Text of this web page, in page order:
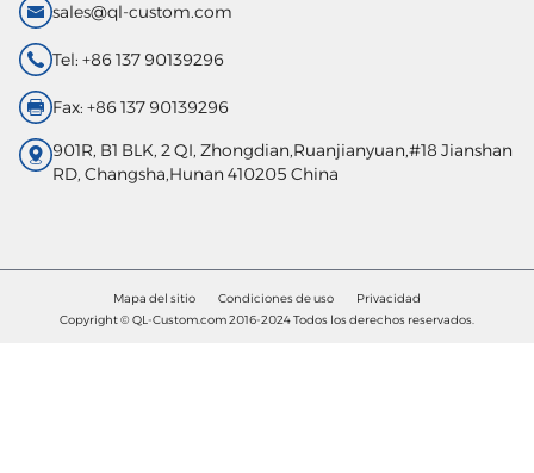
sales@ql-custom.com
Tel: +86 137 90139296
Fax: +86 137 90139296
901R, B1 BLK, 2 QI, Zhongdian,Ruanjianyuan,#18 Jianshan
RD, Changsha,Hunan 410205 China
Mapa del sitio Condiciones de uso
Privacidad
Copyright © QL-Custom.com 2016-2024 Todos los derechos reservados.